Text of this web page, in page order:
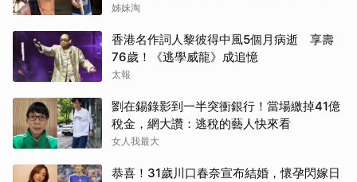
好不好
姊妹淘
香港名作詞人黎彼得中風5個月病逝 享壽
76歲！《逃學威龍》成追憶
太報
劉在錫錄影到一半突衝銀行！當場繳掉41億
稅金，網大讚：逃稅的藝人快來看
女人我最大
恭喜！31歲川口春奈宣布結婚，懷孕閃嫁日